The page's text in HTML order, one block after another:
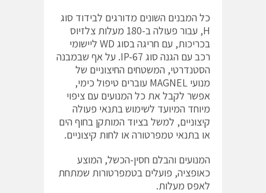
כל המבנים השונים מדורגים לבידוד סוג
H, עבור פעולה ב-180 מעלות צלזיוס
בכריכות, עם חריגה בסוג WD ליישומי
רכב עם הגנה סוג IP-67. על אף שבמבנה
הסטנדרטי, המשטחים החיצוניים של
מנועי MAGNEL עוברים טיפול כימי,
אפשר לקבל את כל המנועים עם ציפוי
מיוחד המיועד לשימוש בתנאי פעולה
קיצוניים, למשל בציוד המותקן בחוף הים
או בתנאי טמפרטורה או לחות קיצוניים.
המנועים והבלם חסין-הכשל, המוצע
כאופציה, פועלים בטמפרטורות שמתחת
לאפס מעלות.